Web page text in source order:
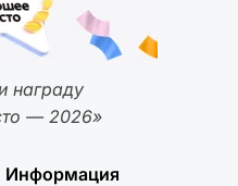
награду
— 2026»
Информация